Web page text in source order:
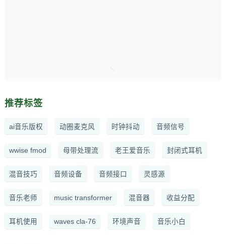
推荐标签
ai音乐版权 动圈麦克风 时钟抖动 音频信号
wwise fmod 母带处理流 老王爱音乐 封闭式耳机
混音技巧 音频设备 音频接口 灵感源
音乐老师 music transformer 混音器 收益分配
耳机使用 waves cla-76 环境声音 音乐小白